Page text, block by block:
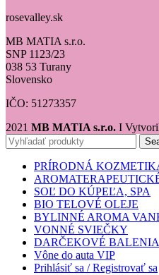
rosevalley.sk
MB MATIA s.r.o.
SNP 1123/23
038 53 Turany
Slovensko
IČO: 51273357
2021 MB MATIA s.r.o. I
PRÍRODNÁ
SOĽ DO KÚPEĽA, SPA
BIO TELOVÉ OLEJE
BYLINNÉ AROMA
VONNÉ SVIEČKY
DARČEKOVÉ BALENIA
Vône do auta VIP
Prihlásiť sa / Registrovať sa